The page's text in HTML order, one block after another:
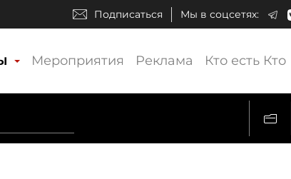
Подписаться Мы в соцсетях:
Мероприятия Реклама Кто есть Кто